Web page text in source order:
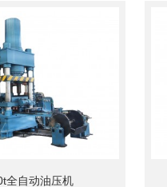
全自动油压机